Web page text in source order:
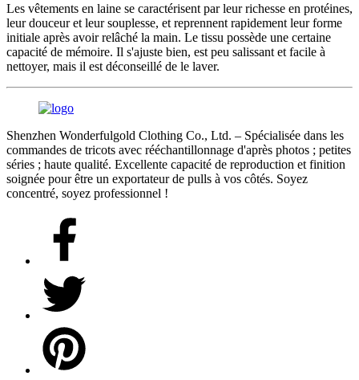
Les vêtements en laine se caractérisent par leur richesse en protéines,
leur douceur et leur souplesse, et reprennent rapidement leur forme
initiale après avoir relâché la main. Le tissu possède une certaine
capacité de mémoire. Il s'ajuste bien, est peu salissant et facile à
nettoyer, mais il est déconseillé de le laver.
Shenzhen Wonderfulgold Clothing Co., Ltd. – Spécialisée dans les
commandes de tricots avec rééchantillonnage d'après photos ; petites
séries ; haute qualité. Excellente capacité de reproduction et finition
soignée pour être un exportateur de pulls à vos côtés. Soyez
concentré, soyez professionnel !